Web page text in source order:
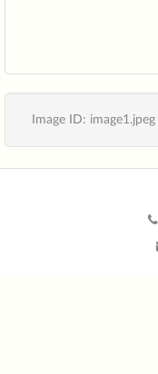
Image ID: image1.jpeg